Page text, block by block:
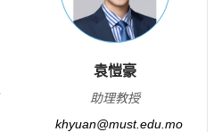
袁愷豪
助理教授
khyuan@must.edu.mo